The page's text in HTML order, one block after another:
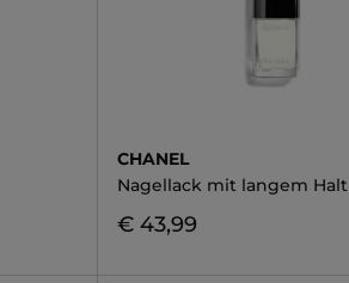
CHANEL
Nagellack mit langem Halt
€ 43,99